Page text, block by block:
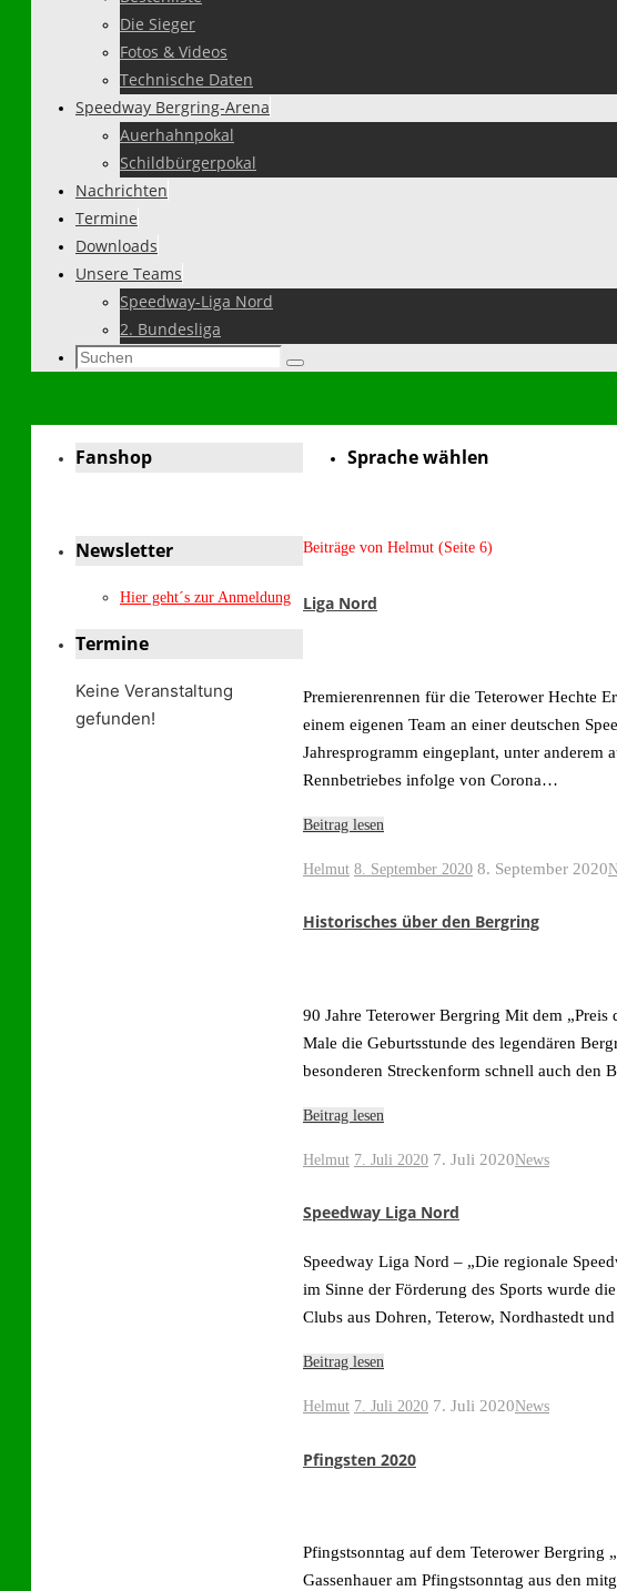
Die Sieger
Fotos & Videos
Technische Daten
Speedway Bergring-Arena
Auerhahnpokal
Schildbürgerpokal
Nachrichten
Termine
Downloads
Unsere Teams
Speedway-Liga Nord
2. Bundesliga
Suchen
Suchen
Sprache wählen
Start
Beiträge von Helmut (Seite 6)
Liga Nord
Premierenrennen für die Teterower Hechte
einem eigenen Team an einer deutschen
Jahresprogramm eingeplant, unter anderem
Rennbetriebes infolge von Corona…
Beitrag lesen
Helmut 8. September 2020 8. September 2020
Historisches über den Bergring
90 Jahre Teterower Bergring Mit dem
Male die Geburtsstunde des legendären
besonderen Streckenform schnell auch den
Beitrag lesen
Helmut 7. Juli 2020 7. Juli 2020News
Speedway Liga Nord
Speedway Liga Nord – „Die regionale
im Sinne der Förderung des Sports wurde
Clubs aus Dohren, Teterow, Nordha­stedt
Beitrag lesen
Helmut 7. Juli 2020 7. Juli 2020News
Pfingsten 2020
Pfingstsonntag auf dem Teterower
Gassenhauer am Pfingstsonntag aus den
Fanshop
Newsletter
Hier geht´s zur Anmeldung
Termine
Keine Veranstaltung
gefunden!